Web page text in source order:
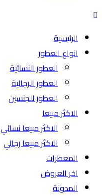
الرئيسية
انواع العطور
العطور النسائية
العطور الرجالية
العطور للجنسين
الاكثر مبيعا
الاكثر مبيعا نسائي
الاكثر مبيعا رجالي
المعطرات
اخر العروض
المدونة